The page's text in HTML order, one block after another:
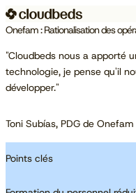
Onefam : Rationalisation des
"Cloudbeds nous a apporté
technologie, je pense qu'il
développer."
Toni Subías, PDG de
Points clés